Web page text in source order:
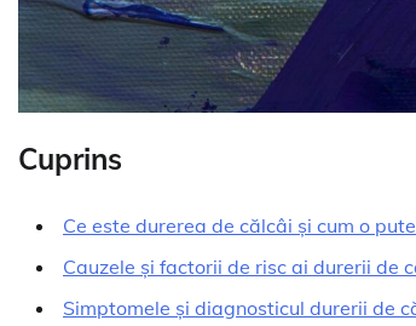
Cuprins
Ce este durerea de călcâi și cum o
Cauzele și factorii de risc ai durerii de
Simptomele și diagnosticul durerii de